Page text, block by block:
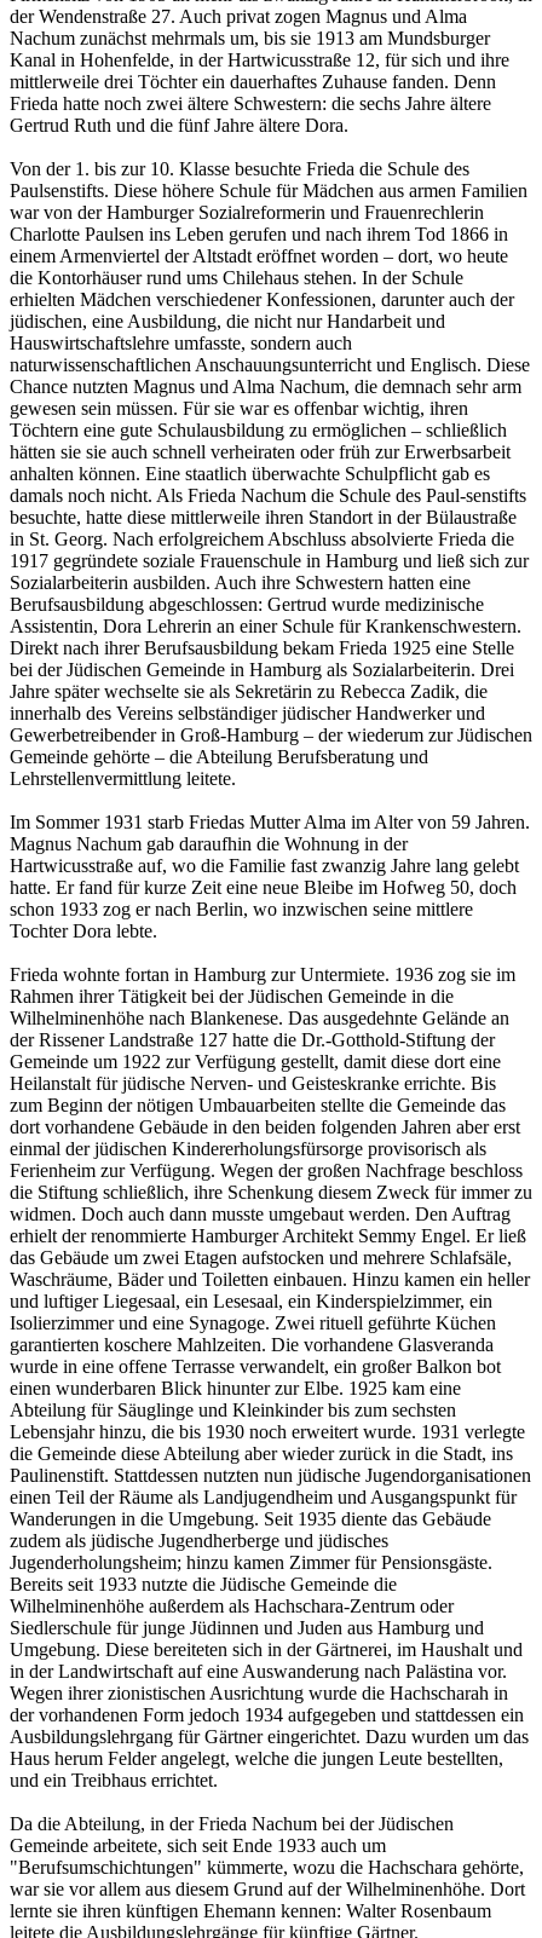
der Wendenstraße 27. Auch privat zogen Magnus und Alma
Nachum zunächst mehrmals um, bis sie 1913 am Mundsburger
Kanal in Hohenfelde, in der Hartwicusstraße 12, für sich und ihre
mittlerweile drei Töchter ein dauerhaftes Zuhause fanden. Denn
Frieda hatte noch zwei ältere Schwestern: die sechs Jahre ältere
Gertrud Ruth und die fünf Jahre ältere Dora.
Von der 1. bis zur 10. Klasse besuchte Frieda die Schule des
Paulsenstifts. Diese höhere Schule für Mädchen aus armen Familien
war von der Hamburger Sozialreformerin und Frauenrechlerin
Charlotte Paulsen ins Leben gerufen und nach ihrem Tod 1866 in
einem Armenviertel der Altstadt eröffnet worden – dort, wo heute
die Kontorhäuser rund ums Chilehaus stehen. In der Schule
erhielten Mädchen verschiedener Konfessionen, darunter auch der
jüdischen, eine Ausbildung, die nicht nur Handarbeit und
Hauswirtschaftslehre umfasste, sondern auch
naturwissenschaftlichen Anschauungsunterricht und Englisch. Diese
Chance nutzten Magnus und Alma Nachum, die demnach sehr arm
gewesen sein müssen. Für sie war es offenbar wichtig, ihren
Töchtern eine gute Schulausbildung zu ermöglichen – schließlich
hätten sie sie auch schnell verheiraten oder früh zur Erwerbsarbeit
anhalten können. Eine staatlich überwachte Schulpflicht gab es
damals noch nicht. Als Frieda Nachum die Schule des Paul-senstifts
besuchte, hatte diese mittlerweile ihren Standort in der Bülaustraße
in St. Georg. Nach erfolgreichem Abschluss absolvierte Frieda die
1917 gegründete soziale Frauenschule in Hamburg und ließ sich zur
Sozialarbeiterin ausbilden. Auch ihre Schwestern hatten eine
Berufsausbildung abgeschlossen: Gertrud wurde medizinische
Assistentin, Dora Lehrerin an einer Schule für Krankenschwestern.
Direkt nach ihrer Berufsausbildung bekam Frieda 1925 eine Stelle
bei der Jüdischen Gemeinde in Hamburg als Sozialarbeiterin. Drei
Jahre später wechselte sie als Sekretärin zu Rebecca Zadik, die
innerhalb des Vereins selbständiger jüdischer Handwerker und
Gewerbetreibender in Groß-Hamburg – der wiederum zur Jüdischen
Gemeinde gehörte – die Abteilung Berufsberatung und
Lehrstellenvermittlung leitete.
Im Sommer 1931 starb Friedas Mutter Alma im Alter von 59 Jahren.
Magnus Nachum gab daraufhin die Wohnung in der
Hartwicusstraße auf, wo die Familie fast zwanzig Jahre lang gelebt
hatte. Er fand für kurze Zeit eine neue Bleibe im Hofweg 50, doch
schon 1933 zog er nach Berlin, wo inzwischen seine mittlere
Tochter Dora lebte.
Frieda wohnte fortan in Hamburg zur Untermiete. 1936 zog sie im
Rahmen ihrer Tätigkeit bei der Jüdischen Gemeinde in die
Wilhelminenhöhe nach Blankenese. Das ausgedehnte Gelände an
der Rissener Landstraße 127 hatte die Dr.-Gotthold-Stiftung der
Gemeinde um 1922 zur Verfügung gestellt, damit diese dort eine
Heilanstalt für jüdische Nerven- und Geisteskranke errichte. Bis
zum Beginn der nötigen Umbauarbeiten stellte die Gemeinde das
dort vorhandene Gebäude in den beiden folgenden Jahren aber erst
einmal der jüdischen Kindererholungsfürsorge provisorisch als
Ferienheim zur Verfügung. Wegen der großen Nachfrage beschloss
die Stiftung schließlich, ihre Schenkung diesem Zweck für immer zu
widmen. Doch auch dann musste umgebaut werden. Den Auftrag
erhielt der renommierte Hamburger Architekt Semmy Engel. Er ließ
das Gebäude um zwei Etagen aufstocken und mehrere Schlafsäle,
Waschräume, Bäder und Toiletten einbauen. Hinzu kamen ein heller
und luftiger Liegesaal, ein Lesesaal, ein Kinderspielzimmer, ein
Isolierzimmer und eine Synagoge. Zwei rituell geführte Küchen
garantierten koschere Mahlzeiten. Die vorhandene Glasveranda
wurde in eine offene Terrasse verwandelt, ein großer Balkon bot
einen wunderbaren Blick hinunter zur Elbe. 1925 kam eine
Abteilung für Säuglinge und Kleinkinder bis zum sechsten
Lebensjahr hinzu, die bis 1930 noch erweitert wurde. 1931 verlegte
die Gemeinde diese Abteilung aber wieder zurück in die Stadt, ins
Paulinenstift. Stattdessen nutzten nun jüdische Jugendorganisationen
einen Teil der Räume als Landjugendheim und Ausgangspunkt für
Wanderungen in die Umgebung. Seit 1935 diente das Gebäude
zudem als jüdische Jugendherberge und jüdisches
Jugenderholungsheim; hinzu kamen Zimmer für Pensionsgäste.
Bereits seit 1933 nutzte die Jüdische Gemeinde die
Wilhelminenhöhe außerdem als Hachschara-Zentrum oder
Siedlerschule für junge Jüdinnen und Juden aus Hamburg und
Umgebung. Diese bereiteten sich in der Gärtnerei, im Haushalt und
in der Landwirtschaft auf eine Auswanderung nach Palästina vor.
Wegen ihrer zionistischen Ausrichtung wurde die Hachscharah in
der vorhandenen Form jedoch 1934 aufgegeben und stattdessen ein
Ausbildungslehrgang für Gärtner eingerichtet. Dazu wurden um das
Haus herum Felder angelegt, welche die jungen Leute bestellten,
und ein Treibhaus errichtet.
Da die Abteilung, in der Frieda Nachum bei der Jüdischen
Gemeinde arbeitete, sich seit Ende 1933 auch um
"Berufsumschichtungen" kümmerte, wozu die Hachschara gehörte,
war sie vor allem aus diesem Grund auf der Wilhelminenhöhe. Dort
lernte sie ihren künftigen Ehemann kennen: Walter Rosenbaum
leitete die Ausbildungslehrgänge für künftige Gärtner.